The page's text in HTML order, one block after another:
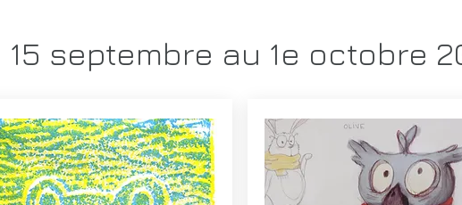
15 septembre au 1e octobre